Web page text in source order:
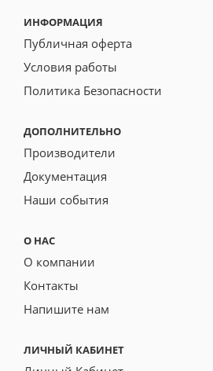
ИНФОРМАЦИЯ
Публичная оферта
Условия работы
Политика Безопасности
ДОПОЛНИТЕЛЬНО
Производители
Документация
Наши события
О НАС
О компании
Контакты
Напишите нам
ЛИЧНЫЙ КАБИНЕТ